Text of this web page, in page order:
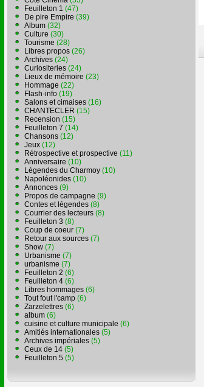
Feuilleton 1 (47)
De pire Empire (39)
Album (32)
Culture (30)
Tourisme (28)
Libres propos (26)
Archives (24)
Curiositeries (24)
Lieux de mémoire (23)
Hommage (22)
Flash-info (19)
Salons et cimaises (16)
CHANTECLER (15)
Recension (15)
Feuilleton 7 (14)
Chansons (12)
Jeux (12)
Rétrospective et prospective (11)
Anniversaire (10)
Légendes du Charmoy (10)
Napoléonides (10)
Annonces (9)
Propos de campagne (9)
Contes et légendes (8)
Courrier des lecteurs (8)
Feuilleton 3 (8)
Coup de coeur (7)
Retour aux sources (7)
Show (7)
Urbanisme (7)
urbanisme (7)
Feuilleton 2 (6)
Feuilleton 4 (6)
Libres hommages (6)
Tout fout l'camp (6)
Zarzelettres (6)
album (6)
cuisine et culture municipale (6)
Amitiés internationales (5)
Archives impériales (5)
Ceux de 14 (5)
Feuilleton 5 (5)